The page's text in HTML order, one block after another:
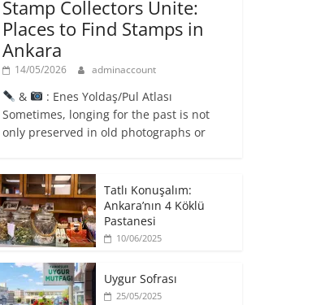
Stamp Collectors Unite:
Places to Find Stamps in
Ankara
14/05/2026 adminaccount
&
: Enes Yoldaş/Pul Atlası
Sometimes, longing for the past is not
only preserved in old photographs or
Tatlı Konuşalım:
Ankara’nın 4 Köklü
Pastanesi
10/06/2025
Uygur Sofrası
25/05/2025